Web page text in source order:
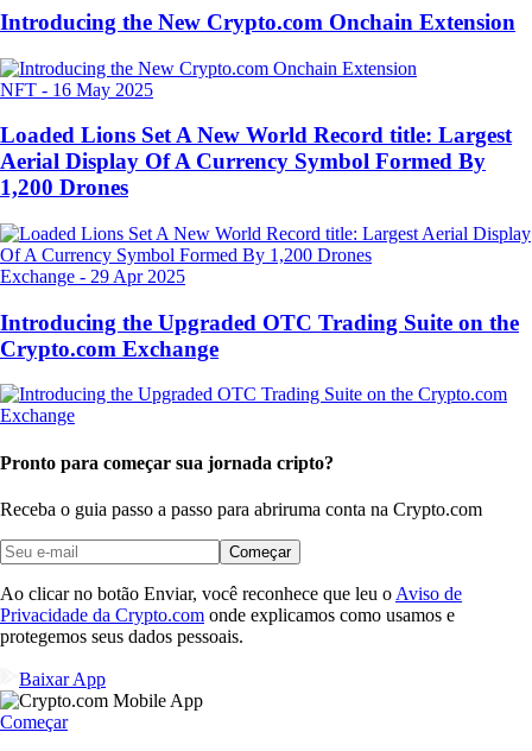
Introducing the New Crypto.com Onchain Extension
NFT - 16 May 2025
Loaded Lions Set A New World Record title: Largest
Aerial Display Of A Currency Symbol Formed By
1,200 Drones
Exchange - 29 Apr 2025
Introducing the Upgraded OTC Trading Suite on the
Crypto.com Exchange
Pronto para começar sua jornada cripto?
Receba o guia passo a passo para abriruma conta na Crypto.com
Começar
Ao clicar no botão Enviar, você reconhece que leu o Aviso de
Privacidade da Crypto.com onde explicamos como usamos e
protegemos seus dados pessoais.
Baixar App
Começar